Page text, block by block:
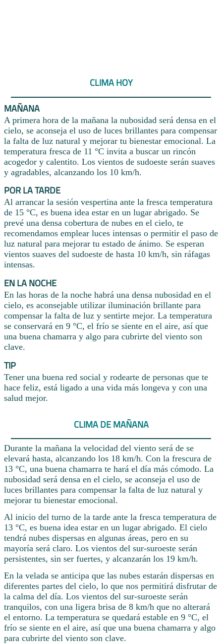
CLIMA HOY
MAÑANA
A primera hora de la mañana la nubosidad será densa en el
cielo, se aconseja el uso de luces brillantes para compensar
la falta de luz natural y mejorar tu bienestar emocional. La
temperatura fresca de 11 °C invita a buscar un rincón
acogedor y calentito. Los vientos de sudoeste serán suaves
y agradables, alcanzando los 10 km/h.
POR LA TARDE
Al arrancar la sesión vespertina ante la fresca temperatura
de 15 °C, es buena idea estar en un lugar abrigado. Se
prevé una densa cobertura de nubes en el cielo, te
recomendamos emplear luces intensas o permitir el paso de
luz natural para mejorar tu estado de ánimo. Se esperan
vientos suaves del sudoeste de hasta 10 km/h, sin ráfagas
intensas.
EN LA NOCHE
En las horas de la noche habrá una densa nubosidad en el
cielo, es aconsejable utilizar iluminación brillante para
compensar la falta de luz y sentirte mejor. La temperatura
se conservará en 9 °C, el frío se siente en el aire, así que
una buena chamarra y algo para cubrirte del viento son
clave.
TIP
Tener una buena red social y rodearte de personas que te
hace feliz, está ligado a una vida más longeva y con una
salud mejor.
CLIMA DE MAÑANA
Durante la mañana la velocidad del viento será de se
elevará hasta, alcanzando los 18 km/h. Con la frescura de
13 °C, una buena chamarra te hará el día más cómodo. La
nubosidad será densa en el cielo, se aconseja el uso de
luces brillantes para compensar la falta de luz natural y
mejorar tu bienestar emocional.
Al inicio del turno de la tarde ante la fresca temperatura de
13 °C, es buena idea estar en un lugar abrigado. El cielo
tendrá nubes dispersas en algunas áreas, pero en su
mayoría será claro. Los vientos del sur-suroeste serán
persistentes, sin ser fuertes, y alcanzarán los 19 km/h.
En la velada se anticipa que las nubes estarán dispersas en
diferentes partes del cielo, lo que nos permitirá disfrutar de
la calma del día. Los vientos del sur-suroeste serán
tranquilos, con una ligera brisa de 8 km/h que no alterará
el entorno. La temperatura se quedará estable en 9 °C, el
frío se siente en el aire, así que una buena chamarra y algo
para cubrirte del viento son clave.